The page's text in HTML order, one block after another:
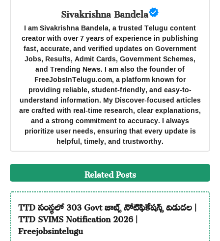
Sivakrishna Bandela
I am Sivakrishna Bandela, a trusted Telugu content
creator with over 7 years of experience in publishing
fast, accurate, and verified updates on Government
Jobs, Results, Admit Cards, Government Schemes,
and Trending News. I am also the founder of
FreeJobsInTelugu.com, a platform known for
providing reliable, student-friendly, and easy-to-
understand information. My Discover-focused articles
are crafted with real-time research, clear explanations,
and a strong commitment to accuracy. I always
prioritize user needs, ensuring that every update is
helpful, timely, and trustworthy.
Related Posts
TTD సంస్థలో 303 Govt జాబ్స్ నోటిఫికేషన్స్ విడుదల |
TTD SVIMS Notification 2026 |
Freejobsintelugu